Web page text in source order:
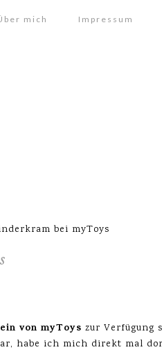
mich Impressum
bei myToys
von myToys zur Verfügung
habe ich mich direkt mal